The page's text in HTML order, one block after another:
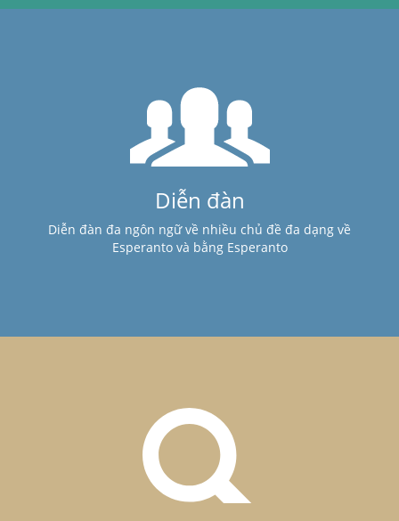
Diễn đàn
Diễn đàn đa ngôn ngữ về nhiều chủ đề đa dạng về
Esperanto và bằng Esperanto